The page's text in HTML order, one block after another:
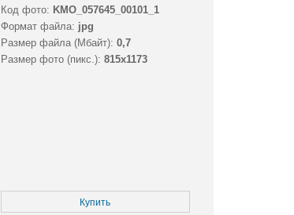
Код фото: KMO_057645_00101_1
Формат файла: jpg
Размер файла (Мбайт): 0,7
Размер фото (пикс.): 815x1173
Купить